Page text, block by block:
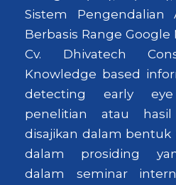
Sistem Pengendalian
Berbasis Range Google
Cv. Dhivatech
Knowledge based
detecting early eye
penelitian atau
disajikan dalam
dalam prosiding
dalam seminar